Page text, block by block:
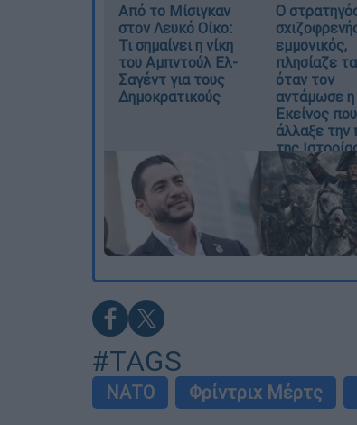
Από το Μίσιγκαν
στον Λευκό Οίκο:
Τι σημαίνει η νίκη
του Αμπντούλ Ελ-
Σαγέντ για τους
Δημοκρατικούς
O
εμμονικός,
πλησίαζε
όταν τον
αντάμωσε
Εκείνος που
άλλαξε την
της
#TAGS
ΝΑΤΟ Φρίντριχ Μέρτς